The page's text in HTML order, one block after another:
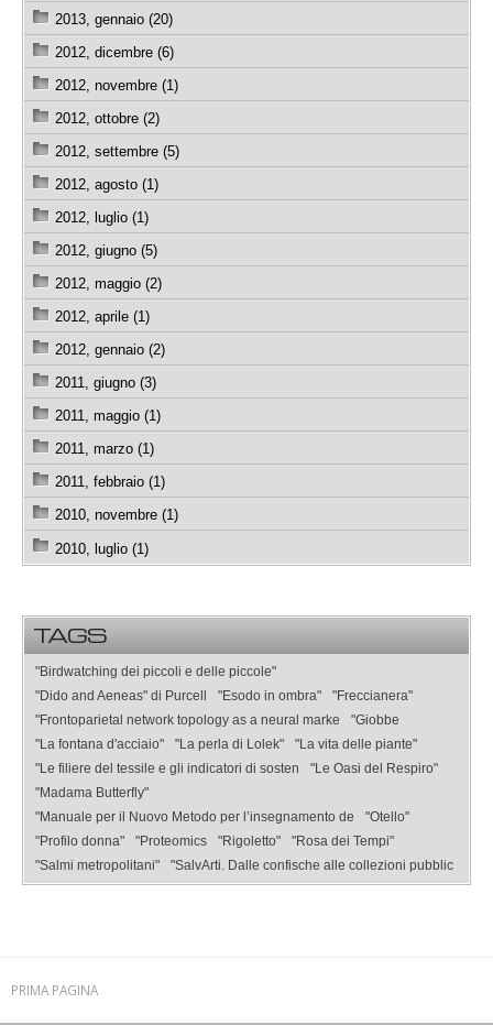
2013, gennaio (20)
2012, dicembre (6)
2012, novembre (1)
2012, ottobre (2)
2012, settembre (5)
2012, agosto (1)
2012, luglio (1)
2012, giugno (5)
2012, maggio (2)
2012, aprile (1)
2012, gennaio (2)
2011, giugno (3)
2011, maggio (1)
2011, marzo (1)
2011, febbraio (1)
2010, novembre (1)
2010, luglio (1)
TAGS
"Birdwatching dei piccoli e delle piccole"
"Dido and Aeneas" di Purcell
"Esodo in ombra"
"Freccianera"
"Frontoparietal network topology as a neural marke
"Giobbe
"La fontana d'acciaio"
"La perla di Lolek"
"La vita delle piante"
"Le filiere del tessile e gli indicatori di sosten
"Le Oasi del Respiro"
"Madama Butterfly"
"Manuale per il Nuovo Metodo per l’insegnamento de
"Otello"
"Profilo donna"
"Proteomics "Rigoletto"
"Rosa dei Tempi"
"Salmi metropolitani"
"SalvArti. Dalle confische alle collezioni pubblic
PRIMA PAGINA